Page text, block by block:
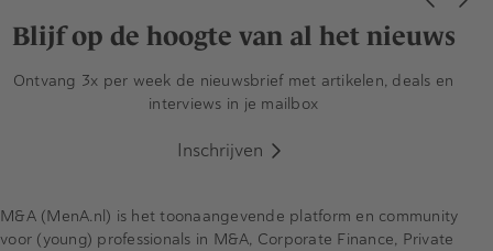
Blijf op de hoogte van al het nieuws
Ontvang 3x per week de nieuwsbrief met artikelen, deals en
interviews in je mailbox
Inschrijven
M&A (MenA.nl) is het toonaangevende platform en community
voor (young) professionals in M&A, Corporate Finance, Private